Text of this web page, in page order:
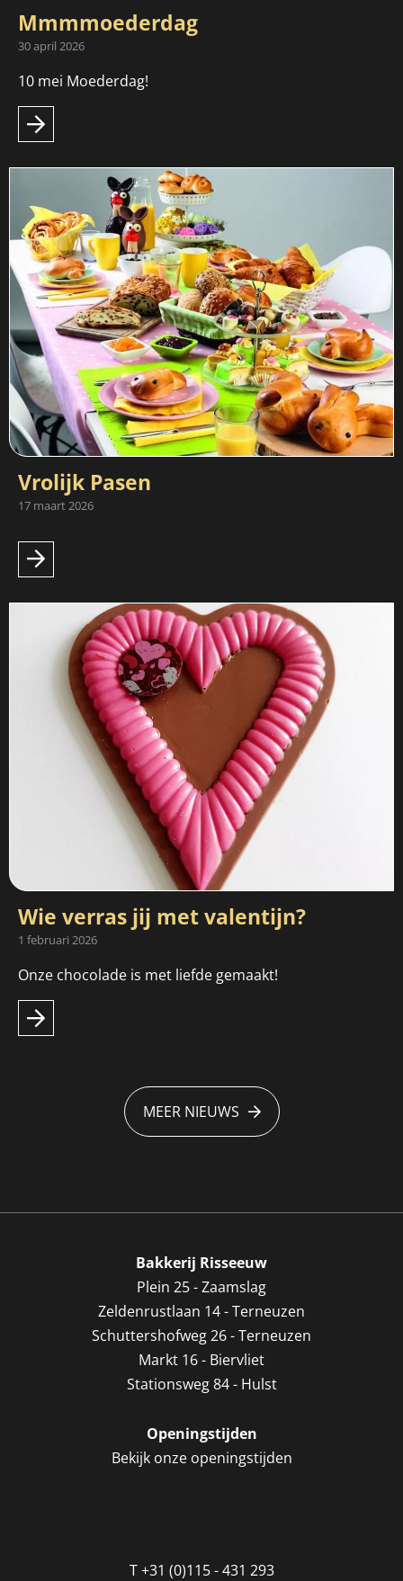
Mmmmoederdag
30 april 2026
10 mei Moederdag!
Vrolijk Pasen
17 maart 2026
Wie verras jij met valentijn?
1 februari 2026
Onze chocolade is met liefde gemaakt!
MEER NIEUWS
Bakkerij Risseeuw
Plein 25 - Zaamslag
Zeldenrustlaan 14 - Terneuzen
Schuttershofweg 26 - Terneuzen
Markt 16 - Biervliet
Stationsweg 84 - Hulst
Openingstijden
Bekijk onze openingstijden
T+31 (0)115 - 431 293